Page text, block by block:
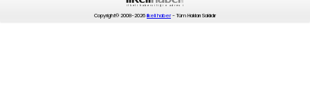
Copyright© 2008-2026ilkeli haber- Tüm Hakları Saklıdır